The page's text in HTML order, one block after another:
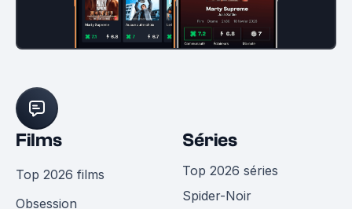
Films
Top 2026 films
Obsession
Séries
Top 2026 séries
Spider-Noir